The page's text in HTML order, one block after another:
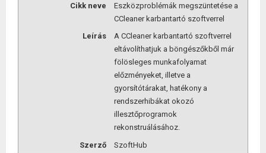
Cikk neve
Eszközproblémák megszüntetése a
CCleaner karbantartó szoftverrel
Leírás
A CCleaner karbantartó szoftverrel
eltávolíthatjuk a böngészőkből már
fölösleges munkafolyamat
előzményeket, illetve a
gyorsítótárakat, hatékony a
rendszerhibákat okozó
illesztőprogramok
rekonstruálásához.
Szerző
SzoftHub